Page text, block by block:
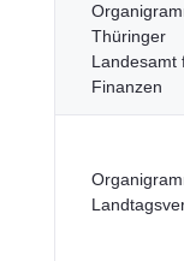
Thüringer
Landesamt
Finanzen